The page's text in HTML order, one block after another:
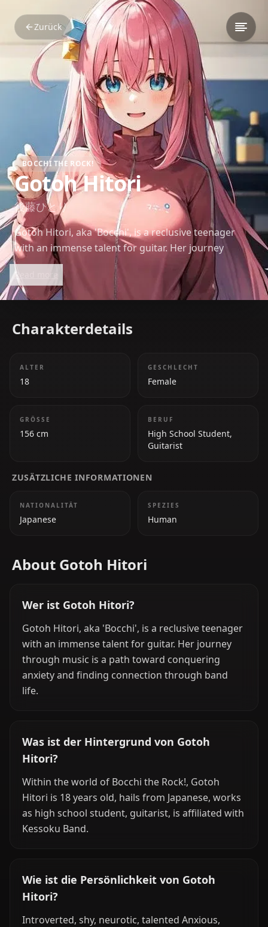
Zurück
BOCCHI THE ROCK!
Gotoh Hitori
後藤ひとり
Gotoh Hitori, aka 'Bocchi', is a reclusive teenager
with an immense talent for guitar. Her journey
through music is a path toward conquering anxiety
and finding connection through band life.
Read more
Charakterdetails
ALTER
18
GESCHLECHT
Female
GRÖSSE
156 cm
BERUF
High School Student,
Guitarist
ZUSÄTZLICHE INFORMATIONEN
NATIONALITÄT
Japanese
SPEZIES
Human
About Gotoh Hitori
Wer ist Gotoh Hitori?
Gotoh Hitori, aka 'Bocchi', is a reclusive teenager
with an immense talent for guitar. Her journey
through music is a path toward conquering
anxiety and finding connection through band
life.
Was ist der Hintergrund von Gotoh
Hitori?
Within the world of Bocchi the Rock!, Gotoh
Hitori is 18 years old, hails from Japanese, works
as high school student, guitarist, is affiliated with
Kessoku Band.
Wie ist die Persönlichkeit von Gotoh
Hitori?
Introverted, shy, neurotic, talented Anxious,